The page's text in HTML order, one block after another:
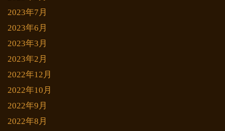
2023年7月
2023年6月
2023年3月
2023年2月
2022年12月
2022年10月
2022年9月
2022年8月